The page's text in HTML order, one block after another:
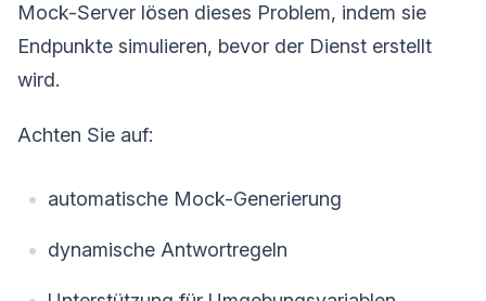
Mock-Server lösen dieses Problem, indem sie
Endpunkte simulieren, bevor der Dienst erstellt
wird.
Achten Sie auf:
automatische Mock-Generierung
dynamische Antwortregeln